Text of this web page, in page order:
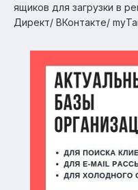
ящиков для загрузки в
Директ/ ВКонтакте/